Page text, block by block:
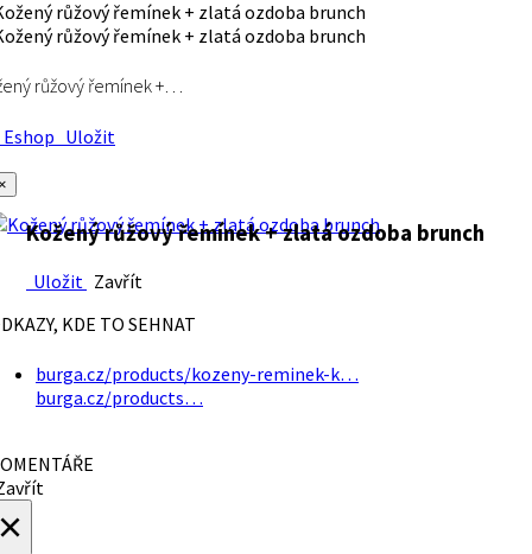
růžový řemínek +…
Uložit
Kožený růžový řemínek + zlatá ozdoba brunch
Uložit Zavřít
KDE TO SEHNAT
burga.cz/products/kozeny-reminek-k…
burga.cz/products…